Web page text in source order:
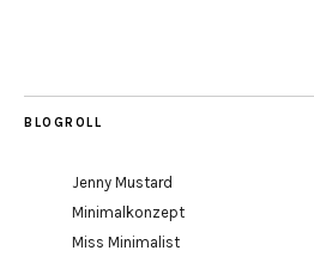
BLOGROLL
Jenny Mustard
Minimalkonzept
Miss Minimalist